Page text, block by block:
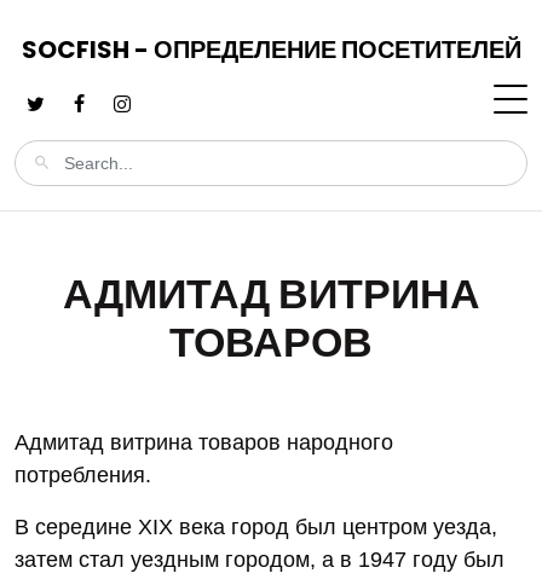
SOCFISH - ОПРЕДЕЛЕНИЕ ПОСЕТИТЕЛЕЙ
АДМИТАД ВИТРИНА
ТОВАРОВ
Адмитад витрина товаров народного
потребления.
В середине XIX века город был центром уезда,
затем стал уездным городом, а в 1947 году был